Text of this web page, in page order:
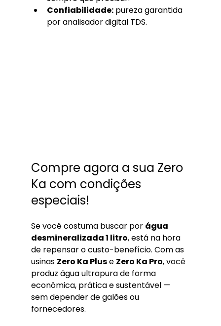
Confiabilidade: pureza garantida
por analisador digital TDS.
Compre agora a sua Zero
Ka com condições
especiais!
Se você costuma buscar por água
desmineralizada 1 litro, está na hora
de repensar o custo-benefício. Com as
usinas Zero Ka Plus e Zero Ka Pro, você
produz água ultrapura de forma
econômica, prática e sustentável —
sem depender de galões ou
fornecedores.